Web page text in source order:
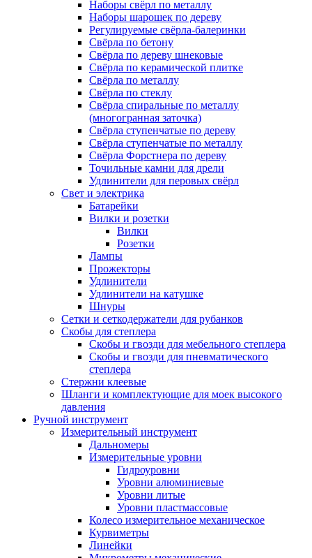
Наборы свёрл по металлу
Наборы шарошек по дереву
Регулируемые свёрла-балеринки
Свёрла по бетону
Свёрла по дереву шнековые
Свёрла по керамической плитке
Свёрла по металлу
Свёрла по стеклу
Свёрла спиральные по металлу
(многогранная заточка)
Свёрла ступенчатые по дереву
Свёрла ступенчатые по металлу
Свёрла Форстнера по дереву
Точильные камни для дрели
Удлинители для перовых свёрл
Свет и электрика
Батарейки
Вилки и розетки
Вилки
Розетки
Лампы
Прожекторы
Удлинители
Удлинители на катушке
Шнуры
Сетки и сеткодержатели для рубанков
Скобы для степлера
Скобы и гвозди для мебельного степлера
Скобы и гвозди для пневматического
степлера
Стержни клеевые
Шланги и комплектующие для моек высокого
давления
Ручной инструмент
Измерительный инструмент
Дальномеры
Измерительные уровни
Гидроуровни
Уровни алюминиевые
Уровни литые
Уровни пластмассовые
Колесо измерительное механическое
Курвиметры
Линейки